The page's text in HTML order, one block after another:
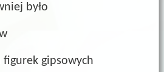
było
gipsowych